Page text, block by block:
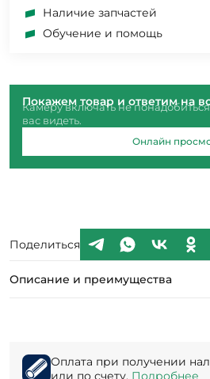
Наличие запчастей
Обучение и помощь
Покажем товар и ответим на
Камеру включать не
вас видеть.
Онлайн
Поделиться
Описание и преимущества
Оплата при получении
или по счету. Подробнее